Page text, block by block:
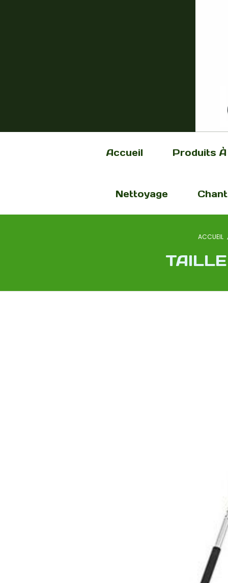
Accueil Produits
Nettoyage
ACCUEIL